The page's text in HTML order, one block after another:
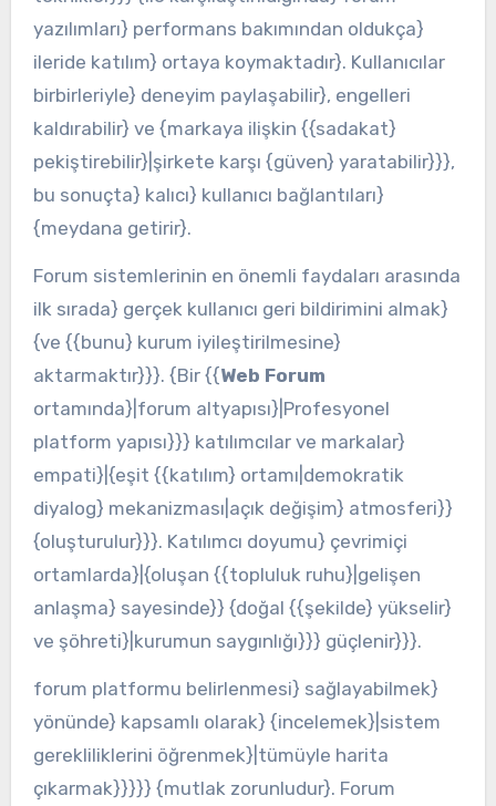
yazılımları} performans bakımından oldukça}
ileride katılım} ortaya koymaktadır}. Kullanıcılar
birbirleriyle} deneyim paylaşabilir}, engelleri
kaldırabilir} ve {markaya ilişkin {{sadakat}
pekiştirebilir}|şirkete karşı {güven} yaratabilir}}},
bu sonuçta} kalıcı} kullanıcı bağlantıları}
{meydana getirir}.
Forum sistemlerinin en önemli faydaları arasında
ilk sırada} gerçek kullanıcı geri bildirimini almak}
{ve {{bunu} kurum iyileştirilmesine}
aktarmaktır}}}. {Bir {{Web Forum
ortamında}|forum altyapısı}|Profesyonel
platform yapısı}}} katılımcılar ve markalar}
empati}|{eşit {{katılım} ortamı|demokratik
diyalog} mekanizması|açık değişim} atmosferi}}
{oluşturulur}}}. Katılımcı doyumu} çevrimiçi
ortamlarda}|{oluşan {{topluluk ruhu}|gelişen
anlaşma} sayesinde}} {doğal {{şekilde} yükselir}
ve şöhreti}|kurumun saygınlığı}}} güçlenir}}}.
forum platformu belirlenmesi} sağlayabilmek}
yönünde} kapsamlı olarak} {incelemek}|sistem
gerekliliklerini öğrenmek}|tümüyle harita
çıkarmak}}}}} {mutlak zorunludur}. Forum